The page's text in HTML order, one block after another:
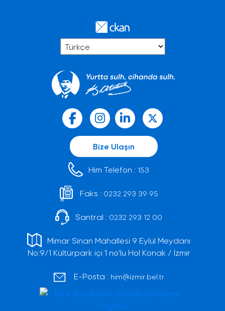
Bize Ulaşın
Him Telefon : 153
Faks : 0232 293 39 95
Santral : 0232 293 12 00
Mimar Sinan Mahallesi 9 Eylül Meydanı
No:9/1 Kültürpark içi 1 no'lu Hol Konak / İzmir
E-Posta : him@izmir.bel.tr